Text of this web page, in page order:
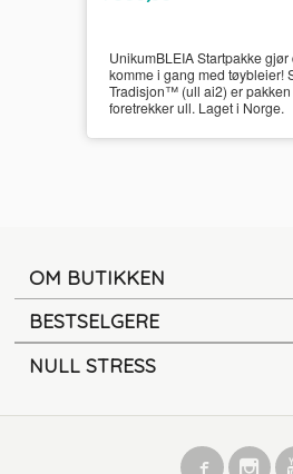
UnikumBLEIA Startpakke gjør
komme i gang med tøybleier!
Tradisjon™ (ull ai2) er pakken
foretrekker ull. Laget i Norge.
OM BUTIKKEN
BESTSELGERE
NULL STRESS